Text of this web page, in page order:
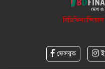
ফেসবুক